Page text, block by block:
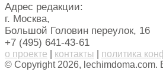
Адрес редакции:
г. Москва,
Большой Головин переулок, 16
+7 (495) 641-43-61
о проекте контакты
политика
© Copyright 2026,